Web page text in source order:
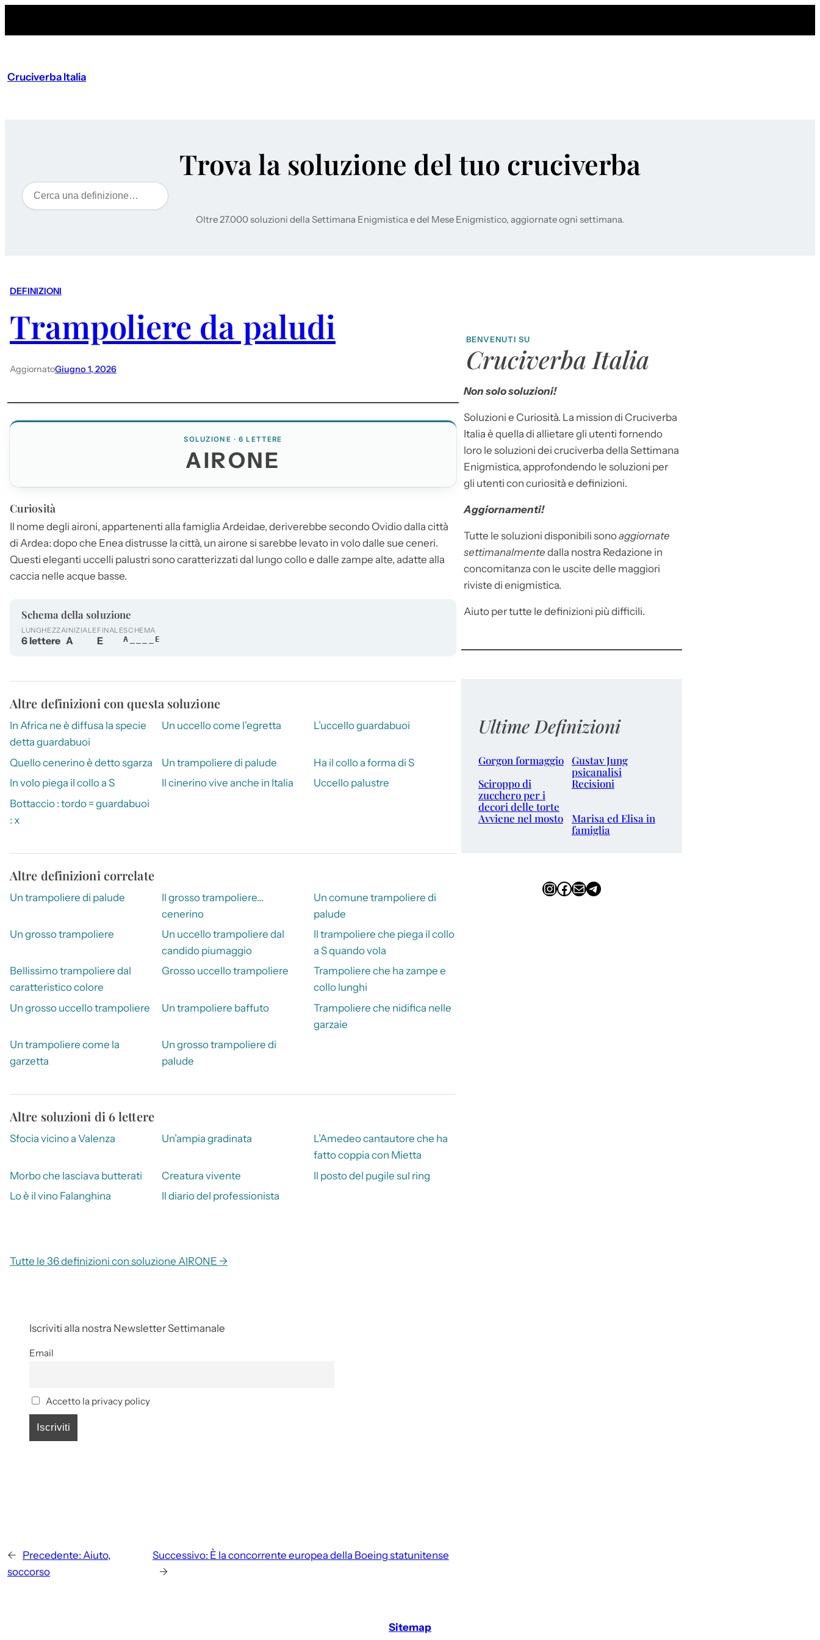
Cruciverba Italia
Trova la soluzione del tuo cruciverba
Cerca
Oltre 27.000 soluzioni della Settimana Enigmistica e del Mese Enigmistico, aggiornate ogni settimana.
DEFINIZIONI
Trampoliere da paludi
AggiornatoGiugno 1, 2026
SOLUZIONE · 6 LETTERE
AIRONE
Curiosità
Il nome degli aironi, appartenenti alla famiglia Ardeidae, deriverebbe secondo Ovidio dalla città
di Ardea: dopo che Enea distrusse la città, un airone si sarebbe levato in volo dalle sue ceneri.
Questi eleganti uccelli palustri sono caratterizzati dal lungo collo e dalle zampe alte, adatte alla
caccia nelle acque basse.
Schema della soluzione
LUNGHEZZA
6 lettere
INIZIALE
A
FINALE
E
SCHEMA
A____E
Altre definizioni con questa soluzione
In Africa ne è diffusa la specie
detta guardabuoi
Un uccello come l’egretta L’uccello guardabuoi
Quello cenerino è detto sgarza Un trampoliere di palude
Ha il collo a forma di S
In volo piega il collo a S
Il cinerino vive anche in Italia
Uccello palustre
Bottaccio : tordo = guardabuoi
: x
Altre definizioni correlate
Un trampoliere di palude
Il grosso trampoliere…
cenerino
Un comune trampoliere di
palude
Un grosso trampoliere
Un uccello trampoliere dal
candido piumaggio
Il trampoliere che piega il collo
a S quando vola
Bellissimo trampoliere dal
caratteristico colore
Grosso uccello trampoliere
Trampoliere che ha zampe e
collo lunghi
Un grosso uccello trampoliere
Un trampoliere baffuto
Trampoliere che nidifica nelle
garzaie
Un trampoliere come la
garzetta
Un grosso trampoliere di
palude
Altre soluzioni di 6 lettere
Sfocia vicino a Valenza Un’ampia gradinata
L’Amedeo cantautore che ha
fatto coppia con Mietta
Morbo che lasciava butterati
Creatura vivente
Il posto del pugile sul ring
Lo è il vino Falanghina
Il diario del professionista
Tutte le 36 definizioni con soluzione AIRONE →
Iscriviti alla nostra Newsletter Settimanale
Email
Accetto la privacy policy
← Precedente: Aiuto,
soccorso
Successivo: È la concorrente europea della Boeing statunitense
→
BENVENUTI SU
Cruciverba Italia
Non solo soluzioni!
Soluzioni e Curiosità. La mission di Cruciverba
Italia è quella di allietare gli utenti fornendo
loro le soluzioni dei cruciverba della Settimana
Enigmistica, approfondendo le soluzioni per
gli utenti con curiosità e definizioni.
Aggiornamenti!
Tutte le soluzioni disponibili sonoaggiornate
settimanalmente dalla nostra Redazione in
concomitanza con le uscite delle maggiori
riviste di enigmistica.
Aiuto per tutte le definizioni più difficili.
Ultime Definizioni
Gorgon formaggio Gustav Jung
psicanalisi
Sciroppo di
zucchero per i
decori delle torte
Recisioni
Avviene nel mosto
Marisa ed Elisa in
famiglia
InstagramFacebook Email Telegram
Sitemap